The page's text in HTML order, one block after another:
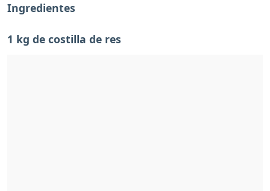
Ingredientes
1 kg de costilla de res